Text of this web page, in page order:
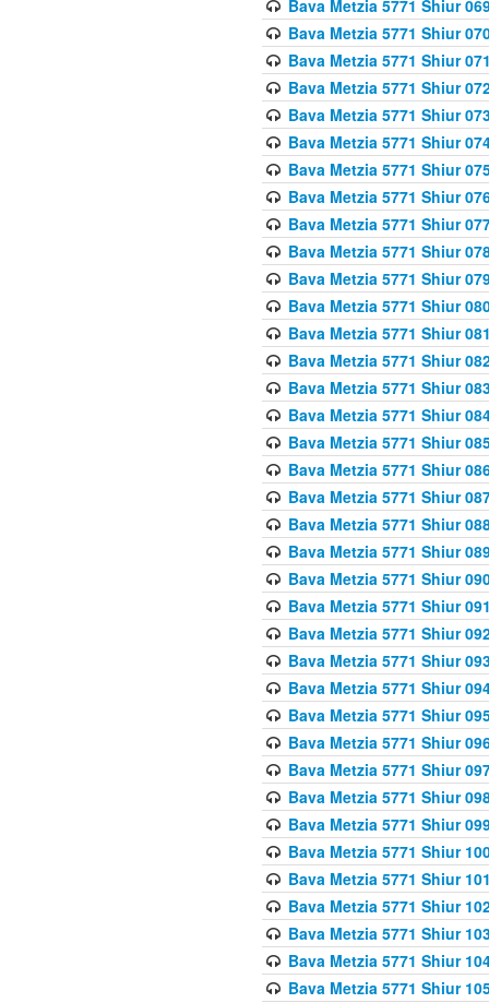
Bava Metzia 5771 Shiur
Bava Metzia 5771 Shiur
Bava Metzia 5771 Shiur
Bava Metzia 5771 Shiur
Bava Metzia 5771 Shiur
Bava Metzia 5771 Shiur
Bava Metzia 5771 Shiur
Bava Metzia 5771 Shiur
Bava Metzia 5771 Shiur
Bava Metzia 5771 Shiur
Bava Metzia 5771 Shiur
Bava Metzia 5771 Shiur
Bava Metzia 5771 Shiur
Bava Metzia 5771 Shiur
Bava Metzia 5771 Shiur
Bava Metzia 5771 Shiur
Bava Metzia 5771 Shiur
Bava Metzia 5771 Shiur
Bava Metzia 5771 Shiur
Bava Metzia 5771 Shiur
Bava Metzia 5771 Shiur
Bava Metzia 5771 Shiur
Bava Metzia 5771 Shiur
Bava Metzia 5771 Shiur
Bava Metzia 5771 Shiur
Bava Metzia 5771 Shiur
Bava Metzia 5771 Shiur
Bava Metzia 5771 Shiur
Bava Metzia 5771 Shiur
Bava Metzia 5771 Shiur
Bava Metzia 5771 Shiur
Bava Metzia 5771 Shiur
Bava Metzia 5771 Shiur
Bava Metzia 5771 Shiur
Bava Metzia 5771 Shiur
Bava Metzia 5771 Shiur
Bava Metzia 5771 Shiur